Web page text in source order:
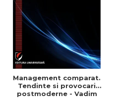
Management comparat.
Tendinte si provocari
postmoderne - Vadim